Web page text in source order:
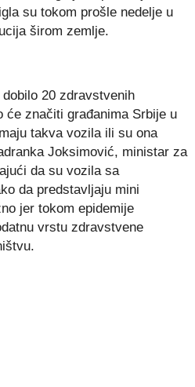
su tokom prošle nedelje u
širom zemlje.
20 zdravstvenih
će značiti građanima Srbije u
takva vozila ili su ona
Joksimović, ministar za
da su vozila sa
da predstavljaju mini
jer tokom epidemije
vrstu zdravstvene